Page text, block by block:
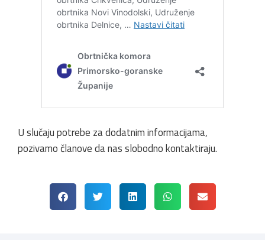
U slučaju potrebe za dodatnim informacijama,
pozivamo članove da nas slobodno kontaktiraju.